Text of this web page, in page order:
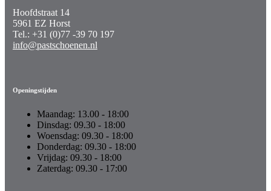
Hoofdstraat 14
5961 EZ Horst
Tel.: +31 (0)77 -39 70 197
info@pastschoenen.nl
Openingstijden
Maandag: 13.00 - 18:00
Dinsdag: 09.30 - 18:00
Woensdag: 09.30 - 18:00
Donderdag: 09.30 - 18:00
Vrijdag: 09.30 - 18:00
Zaterdag: 09.30 - 17:00